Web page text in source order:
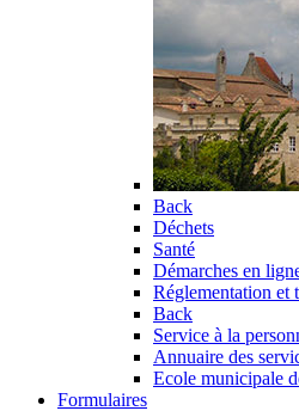
Back
Déchets
Santé
Démarches en
Réglementation et
Back
Service à la
Annuaire des
Ecole municipale
Formulaires